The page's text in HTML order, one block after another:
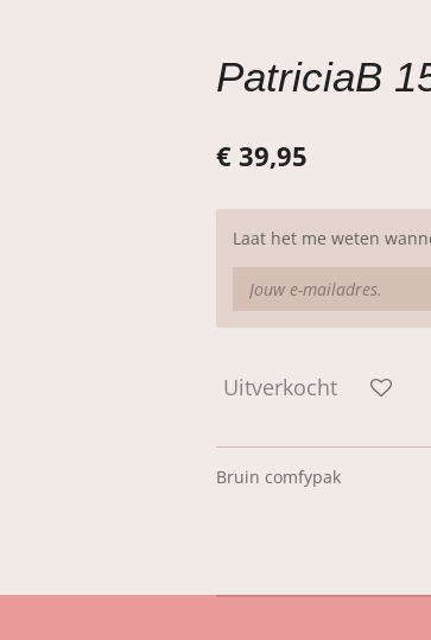
PatriciaB
€ 39,95
Laat het me weten
Uitverkocht
Bruin comfypak